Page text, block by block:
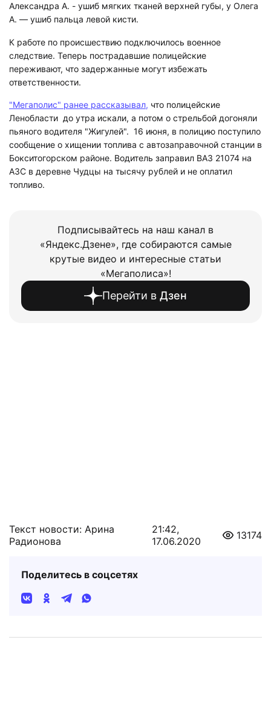
Александра А. - ушиб мягких тканей верхней губы, у Олега
А. — ушиб пальца левой кисти.
К работе по происшествию подключилось военное
следствие. Теперь пострадавшие полицейские
переживают, что задержанные могут избежать
ответственности.
"Мегаполис" ранее рассказывал, что полицейские
Ленобласти до утра искали, а потом о стрельбой догоняли
пьяного водителя "Жигулей". 16 июня, в полицию поступило
сообщение о хищении топлива с автозаправочной станции в
Бокситогорском районе. Водитель заправил ВАЗ 21074 на
АЗС в деревне Чудцы на тысячу рублей и не оплатил
топливо.
Подписывайтесь на наш канал в
«Яндекс.Дзене», где собираются самые
крутые видео и интересные статьи
«Мегаполиса»!
Перейти в Дзен
Текст новости: Арина
Радионова
21:42,
17.06.2020
13174
Поделитесь в соцсетях